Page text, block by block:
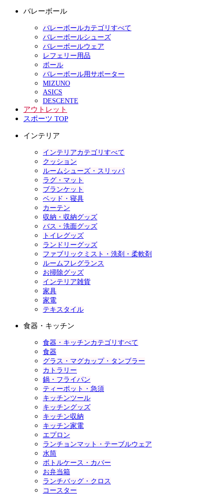
バレーボール
バレーボールカテゴリすべて
バレーボールシューズ
バレーボールウェア
レフェリー用品
ボール
バレーボール用サポーター
MIZUNO
ASICS
DESCENTE
アウトレット
スポーツ TOP
インテリア
インテリアカテゴリすべて
クッション
ルームシューズ・スリッパ
ラグ・マット
ブランケット
ベッド・寝具
カーテン
収納・収納グッズ
バス・洗面グッズ
トイレグッズ
ランドリーグッズ
ファブリックミスト・洗剤・柔軟剤
ルームフレグランス
お掃除グッズ
インテリア雑貨
家具
家電
テキスタイル
食器・キッチン
食器・キッチンカテゴリすべて
食器
グラス・マグカップ・タンブラー
カトラリー
鍋・フライパン
ティーポット・急須
キッチンツール
キッチングッズ
キッチン収納
キッチン家電
エプロン
ランチョンマット・テーブルウェア
水筒
ボトルケース・カバー
お弁当箱
ランチバッグ・クロス
コースター